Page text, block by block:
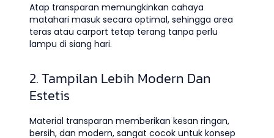
Atap transparan memungkinkan cahaya
matahari masuk secara optimal, sehingga area
teras atau carport tetap terang tanpa perlu
lampu di siang hari.
2. Tampilan Lebih Modern Dan
Estetis
Material transparan memberikan kesan ringan,
bersih, dan modern, sangat cocok untuk konsep